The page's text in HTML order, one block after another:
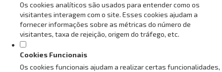
Os cookies analíticos são usados para entender como os
visitantes interagem com o site. Esses cookies ajudam a
fornecer informações sobre as métricas do número de
visitantes, taxa de rejeição, origem do tráfego, etc.
Cookies Funcionais
Os cookies funcionais ajudam a realizar certas funcionalidades,